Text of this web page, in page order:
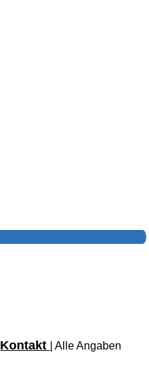
Kontakt
| Alle Angaben